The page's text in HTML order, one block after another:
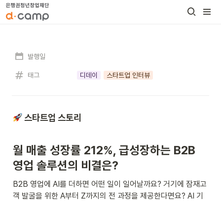
발행일
태그 디데이 스타트업 인터뷰
스타트업 스토리
월 매출 성장률 212%, 급성장하는 B2B
영업 솔루션의 비결은?
B2B 영업에 AI를 더하면 어떤 일이 일어날까요? 거기에 잠재고
객 발굴을 위한 A부터 Z까지의 전 과정을 제공한다면요? AI 기